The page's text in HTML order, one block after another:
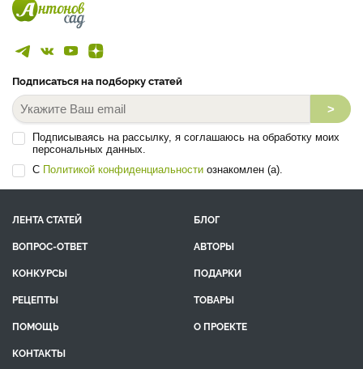
Подписаться на подборку статей
>
Подписываясь на рассылку, я соглашаюсь на обработку моих
персональных данных.
С Политикой конфиденциальности ознакомлен (а).
ЛЕНТА СТАТЕЙ
БЛОГ
ВОПРОС-ОТВЕТ
АВТОРЫ
КОНКУРСЫ
ПОДАРКИ
РЕЦЕПТЫ
ТОВАРЫ
ПОМОЩЬ
О ПРОЕКТЕ
КОНТАКТЫ